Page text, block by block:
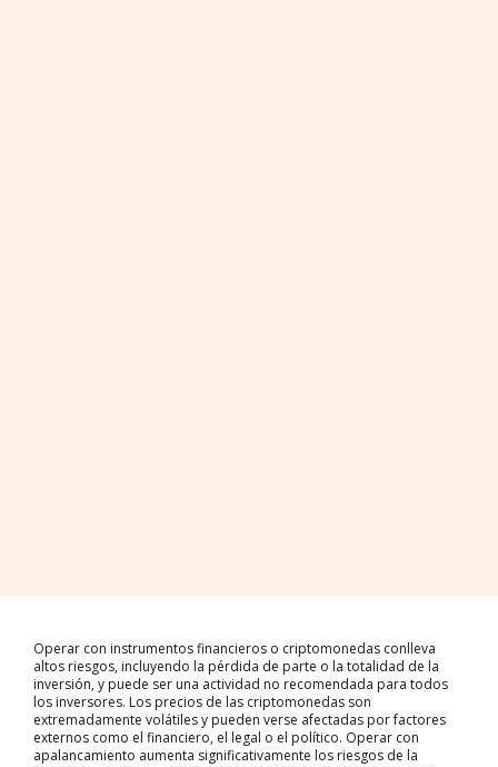
Operar con instrumentos financieros o criptomonedas conlleva
altos riesgos, incluyendo la pérdida de parte o la totalidad de la
inversión, y puede ser una actividad no recomendada para todos
los inversores. Los precios de las criptomonedas son
extremadamente volátiles y pueden verse afectadas por factores
externos como el financiero, el legal o el político. Operar con
apalancamiento aumenta significativamente los riesgos de la